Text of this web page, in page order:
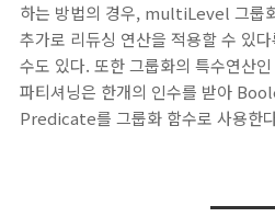
하는 방법의 경우, multiLevel 그룹
추가로 리듀싱 연산을 적용할 수 있
수도 있다. 또한 그룹화의 특수연산
파티셔닝은 한개의 인수를 받아
Predicate를 그룹화 함수로 사용한